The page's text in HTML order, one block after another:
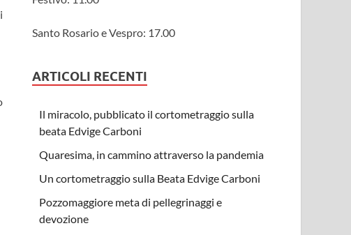
Santo Rosario e Vespro: 17.00
ARTICOLI RECENTI
Il miracolo, pubblicato il cortometraggio sulla
beata Edvige Carboni
Quaresima, in cammino attraverso la pandemia
Un cortometraggio sulla Beata Edvige Carboni
Pozzomaggiore meta di pellegrinaggi e
devozione